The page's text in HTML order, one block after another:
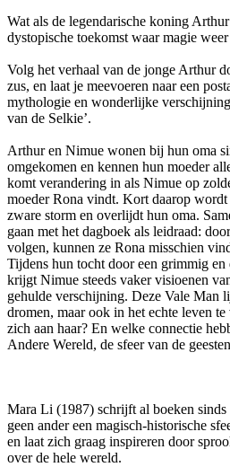
Wat als de legendarische koning
dystopische toekomst waar magie
Volg het verhaal van de jonge Arthur
zus, en laat je meevoeren naar een
mythologie en wonderlijke
van de Selkie’.
Arthur en Nimue wonen bij hun oma
omgekomen en kennen hun moeder
komt verandering in als Nimue op
moeder Rona vindt. Kort daarop
zware storm en overlijdt hun oma.
gaan met het dagboek als leidraad:
volgen, kunnen ze Rona misschien
Tijdens hun tocht door een grimmig
krijgt Nimue steeds vaker visioenen
gehulde verschijning. Deze Vale Man
dromen, maar ook in het echte leven
zich aan haar? En welke connectie
Andere Wereld, de sfeer van de
Mara Li (1987) schrijft al boeken sinds
geen ander een magisch-historische
en laat zich graag inspireren door
over de hele wereld.